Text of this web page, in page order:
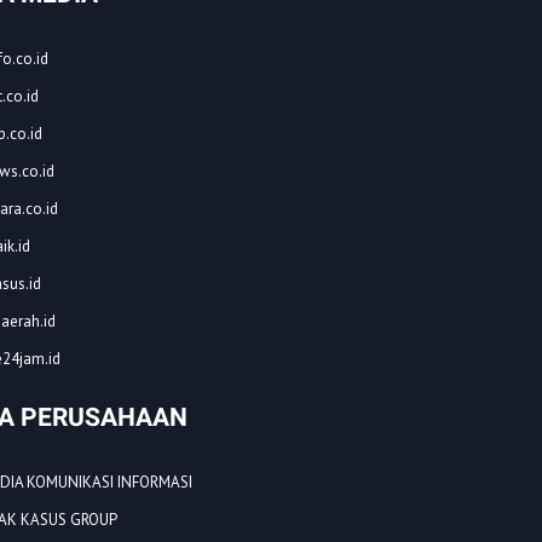
PERUSAHAAN
KOMUNIKASI INFORMASI
KASUS GROUP